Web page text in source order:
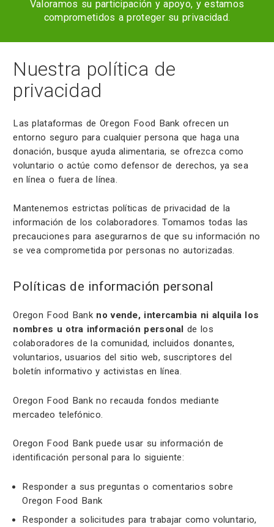
Valoramos su participación y apoyo, y estamos
comprometidos a proteger su privacidad.
Nuestra política de
privacidad
Las plataformas de Oregon Food Bank ofrecen un
entorno seguro para cualquier persona que haga una
donación, busque ayuda alimentaria, se ofrezca como
voluntario o actúe como defensor de derechos, ya sea
en línea o fuera de línea.
Mantenemos estrictas políticas de privacidad de la
información de los colaboradores. Tomamos todas las
precauciones para asegurarnos de que su información no
se vea comprometida por personas no autorizadas.
Políticas de información personal
Oregon Food Bank no vende, intercambia ni alquila los
nombres u otra información personal de los
colaboradores de la comunidad, incluidos donantes,
voluntarios, usuarios del sitio web, suscriptores del
boletín informativo y activistas en línea.
Oregon Food Bank no recauda fondos mediante
mercadeo telefónico.
Oregon Food Bank puede usar su información de
identificación personal para lo siguiente:
Responder a sus preguntas o comentarios sobre
Oregon Food Bank
Responder a solicitudes para trabajar como voluntario,